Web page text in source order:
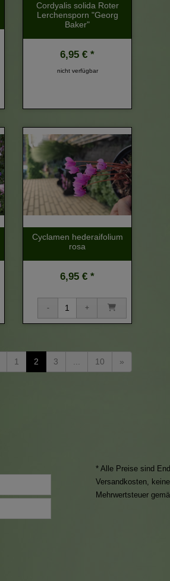
Cordyalis solida Roter
Lerchensporn "Georg
Baker"
6,95 € *
nicht verfügbar
Cyclamen hederaifolium
rosa
6,95 € *
1 2 3 10 »
* Alle Preise sind
Versandkosten,
Mehrwertsteuer